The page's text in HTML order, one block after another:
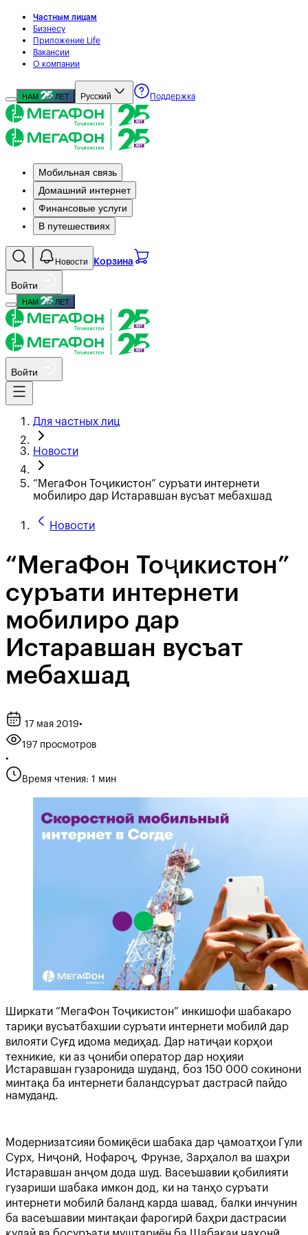
Частным лицам
Бизнесу
Приложение Life
Вакансии
О компании
НАМ ЛЕТ Русский Поддержка
Мобильная связь
Домашний интернет
Финансовые услуги
В путешествиях
Новости Корзина
Войти
НАМ ЛЕТ
Войти
Для частных лиц
Новости
“МегаФон Тоҷикистон” суръати интернети
мобилиро дар Истаравшан вусъат мебахшад
Новости
“МегаФон Тоҷикистон”
суръати интернети
мобилиро дар
Истаравшан вусъат
мебахшад
17 мая 2019•
197 просмотров
•
Время чтения: 1 мин
Ширкати “МегаФон Тоҷикистон” инкишофи шабакаро
тариқи вусъатбахшии суръати интернети мобилӣ дар
вилояти Суғд идома медиҳад. Дар натиҷаи корҳои
техникие, ки аз ҷониби оператор дар ноҳияи
Истаравшан гузаронида шуданд, боз 150 000 сокинони
минтақа ба интернети баландсуръат дастрасӣ пайдо
намуданд.
Модернизатсияи бомиқёси шабака дар ҷамоатҳои Гули
Сурх, Ниҷонӣ, Нофароҷ, Фрунзе, Зарҳалол ва шаҳри
Истаравшан анҷом дода шуд. Васеъшавии қобилияти
гузариши шабака имкон дод, ки на танҳо суръати
интернети мобилӣ баланд карда шавад, балки инчунин
ба васеъшавии минтақаи фарогирӣ баҳри дастрасии